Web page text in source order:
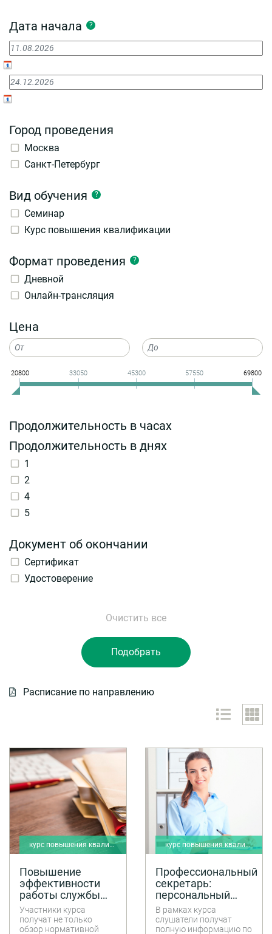
Дата начала ?
Город проведения
Москва
Санкт-Петербург
Вид обучения ?
Семинар
Курс повышения квалификации
Формат проведения ?
Дневной
Онлайн-трансляция
Цена
20800 33050 45300 57550 69800
Продолжительность в часах
Продолжительность в днях
1
2
4
5
Документ об окончании
Сертификат
Удостоверение
Расписание по направлению
курс повышения квалификации
Повышение
эффективности
работы службы
документационного
обеспечения
управления
Участники курса
получат не только
обзор нормативной
курс повышения квалификации
Профессиональный
секретарь:
персональный
ассистент -
личный помощник
руководителя
В рамках курса
слушатели получат
полную информацию по